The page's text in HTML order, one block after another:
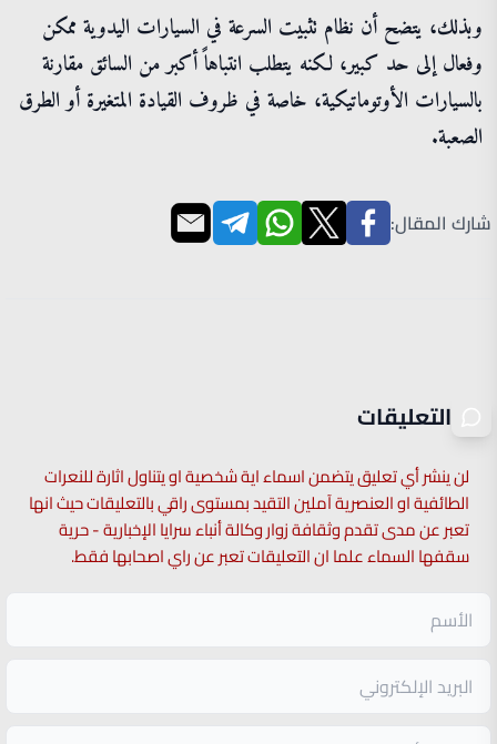
وبذلك، يتضح أن نظام تثبيت السرعة في السيارات اليدوية ممكن
وفعال إلى حد كبير، لكنه يتطلب انتباهاً أكبر من السائق مقارنة
بالسيارات الأوتوماتيكية، خاصة في ظروف القيادة المتغيرة أو الطرق
الصعبة.
شارك المقال:
التعليقات
لن ينشر أي تعليق يتضمن اسماء اية شخصية او يتناول اثارة للنعرات
الطائفية او العنصرية آملين التقيد بمستوى راقي بالتعليقات حيث انها
تعبر عن مدى تقدم وثقافة زوار وكالة أنباء سرايا الإخبارية - حرية
سقفها السماء علما ان التعليقات تعبر عن راي اصحابها فقط.